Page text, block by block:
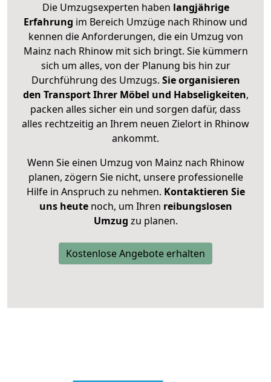
Die Umzugsexperten haben langjährige
Erfahrung im Bereich Umzüge nach Rhinow und
kennen die Anforderungen, die ein Umzug von
Mainz nach Rhinow mit sich bringt. Sie kümmern
sich um alles, von der Planung bis hin zur
Durchführung des Umzugs. Sie organisieren
den Transport Ihrer Möbel und Habseligkeiten,
packen alles sicher ein und sorgen dafür, dass
alles rechtzeitig an Ihrem neuen Zielort in Rhinow
ankommt.
Wenn Sie einen Umzug von Mainz nach Rhinow
planen, zögern Sie nicht, unsere professionelle
Hilfe in Anspruch zu nehmen. Kontaktieren Sie
uns heutenoch, um Ihren reibungslosen
Umzug zu planen.
Kostenlose Angebote erhalten